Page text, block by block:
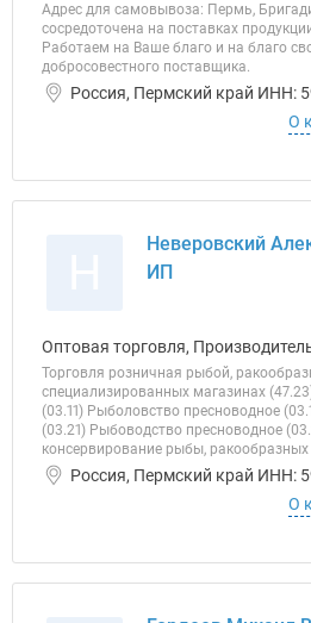
Адрес для самовывоза: Пермь,
сосредоточена на поставках
Работаем на Ваше благо и на благо
добросовестного поставщика.
Россия, Пермский край ИНН:
О
Неверовский
ИП
Оптовая торговля,
Торговля розничная рыбой,
специализированных магазинах
(03.11) Рыболовство пресноводное
(03.21) Рыбоводство пресноводное
консервирование рыбы,
Россия, Пермский край ИНН:
О